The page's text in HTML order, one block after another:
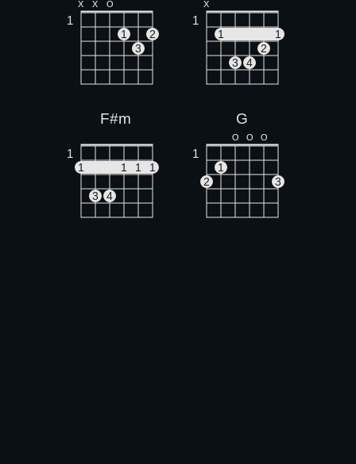
X X O
1
1
2
3
X
1
1
1
2
3
4
F#m
1
1 1 1 1
3 4
G
O O O
1
1
2
3